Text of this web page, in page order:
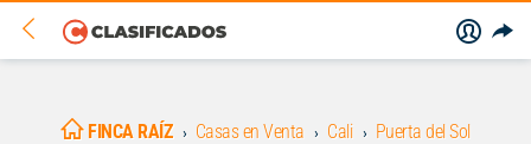
FINCA RAÍZ Casas en Venta Cali Puerta del Sol